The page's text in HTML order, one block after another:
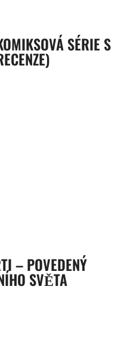
SÉRIE S
– POVEDENÝ
SVĚTA